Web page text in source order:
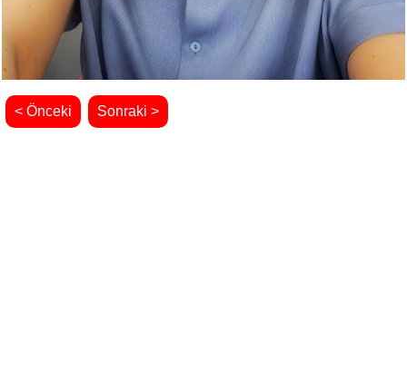
< Önceki Sonraki >